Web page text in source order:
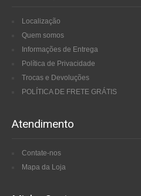
Localização
Quem somos
Informações de Entrega
Política de Privacidade
Trocas e Devoluções
POLÍTICA DE FRETE GRÁTIS
Atendimento
Contate-nos
Mapa da Loja